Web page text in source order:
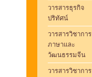
วารสารธุรกิจ
ปริทัศน์
วารสารวิชาการ
ภาษาและ
วัฒนธรรมจีน
วารสารวิชาการ